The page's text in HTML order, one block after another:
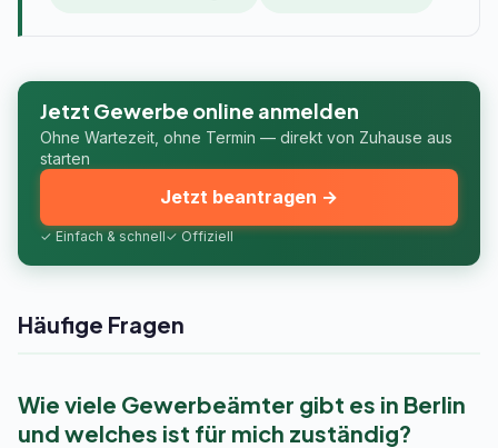
Jetzt Gewerbe online anmelden
Ohne Wartezeit, ohne Termin — direkt von Zuhause aus
starten
✓ Einfach & schnell✓ Offiziell
Jetzt beantragen →
Häufige Fragen
Wie viele Gewerbeämter gibt es in Berlin
und welches ist für mich zuständig?